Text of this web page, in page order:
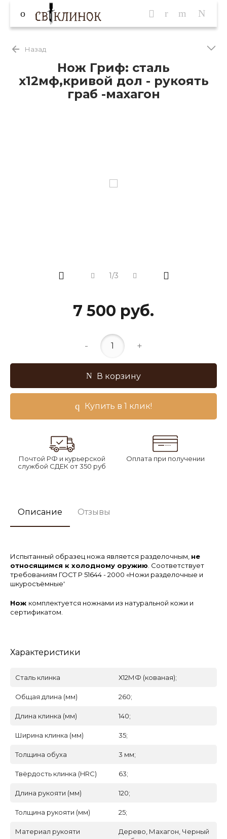
Назад
Нож Гриф: сталь
х12мф,кривой дол - рукоять
граб -махагон
1/3
7 500 руб.
- +
В корзину
Купить в 1 клик!
Почтой РФ и курьерской
службой СДЕК от 350 руб
Оплата при получении
Описание Отзывы
Испытанный образец ножа является разделочным, не
относящимся к холодному оружию . Соответствует
требованиям ГОСТ Р 51644 - 2000 «Ножи разделочные и
шкуросъёмные'
Нож комплектуется ножнами из натуральной кожи и
сертификатом.
Характеристики
Сталь клинка Х12МФ (кованая);
Общая длина (мм) 260;
Длина клинка (мм) 140;
Ширина клинка (мм) 35;
Толщина обуха 3 мм;
Твёрдость клинка (HRC) 63;
Длина рукояти (мм) 120;
Толщина рукояти (мм) 25;
Материал рукояти
Дерево, Махагон, Черный